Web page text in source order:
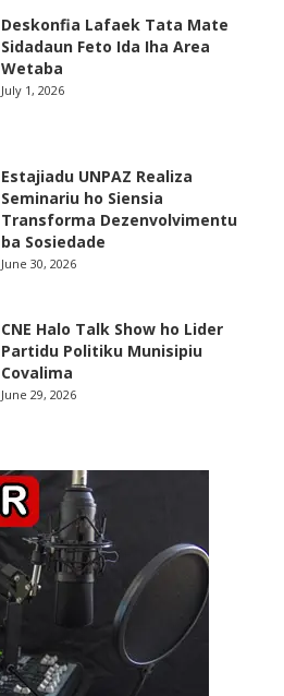
Deskonfia Lafaek Tata Mate
Sidadaun Feto Ida Iha Area
Wetaba
July 1, 2026
Estajiadu UNPAZ Realiza
Seminariu ho Siensia
Transforma Dezenvolvimentu
ba Sosiedade
June 30, 2026
CNE Halo Talk Show ho Lider
Partidu Politiku Munisipiu
Covalima
June 29, 2026